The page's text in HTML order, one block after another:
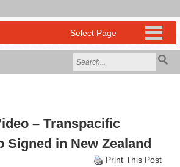
– Transpacific
Signed in New Zealand
Print This Post